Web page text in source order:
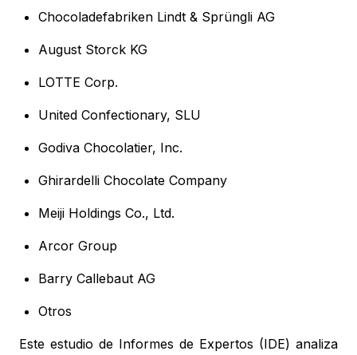
Chocoladefabriken Lindt & Sprüngli AG
August Storck KG
LOTTE Corp.
United Confectionary, SLU
Godiva Chocolatier, Inc.
Ghirardelli Chocolate Company
Meiji Holdings Co., Ltd.
Arcor Group
Barry Callebaut AG
Otros
Este estudio de Informes de Expertos (IDE) analiza